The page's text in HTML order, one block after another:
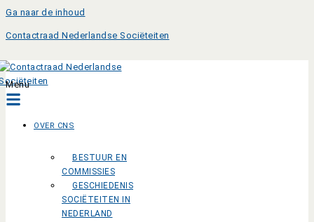
Ga naar de inhoud
Contactraad Nederlandse Sociëteiten
Menu
OVER CNS
BESTUUR EN
COMMISSIES
GESCHIEDENIS
SOCIËTEITEN IN
NEDERLAND